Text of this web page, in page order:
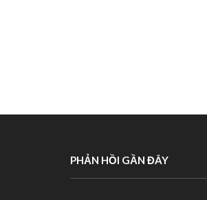
PHẢN HỒI GẦN ĐÂY